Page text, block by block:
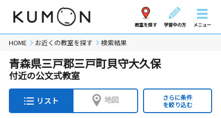
教室を探す 学習中の方 メニュー
HOME お近くの教室を探す 検索結果
青森県三戸郡三戸町貝守大久保
付近の公文式教室
リスト 地図
さらに条件
を絞り込む